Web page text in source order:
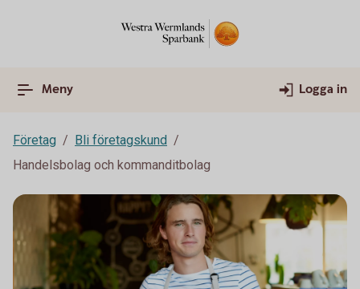
Meny Logga in
Företag
Bli företagskund
Handelsbolag och kommanditbolag